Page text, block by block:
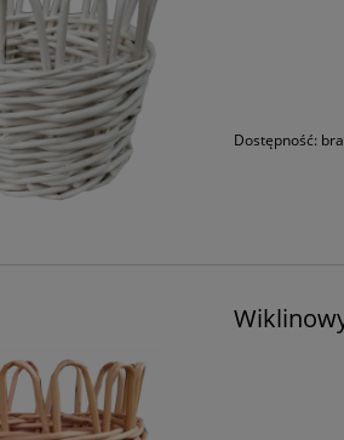
Dostępność: